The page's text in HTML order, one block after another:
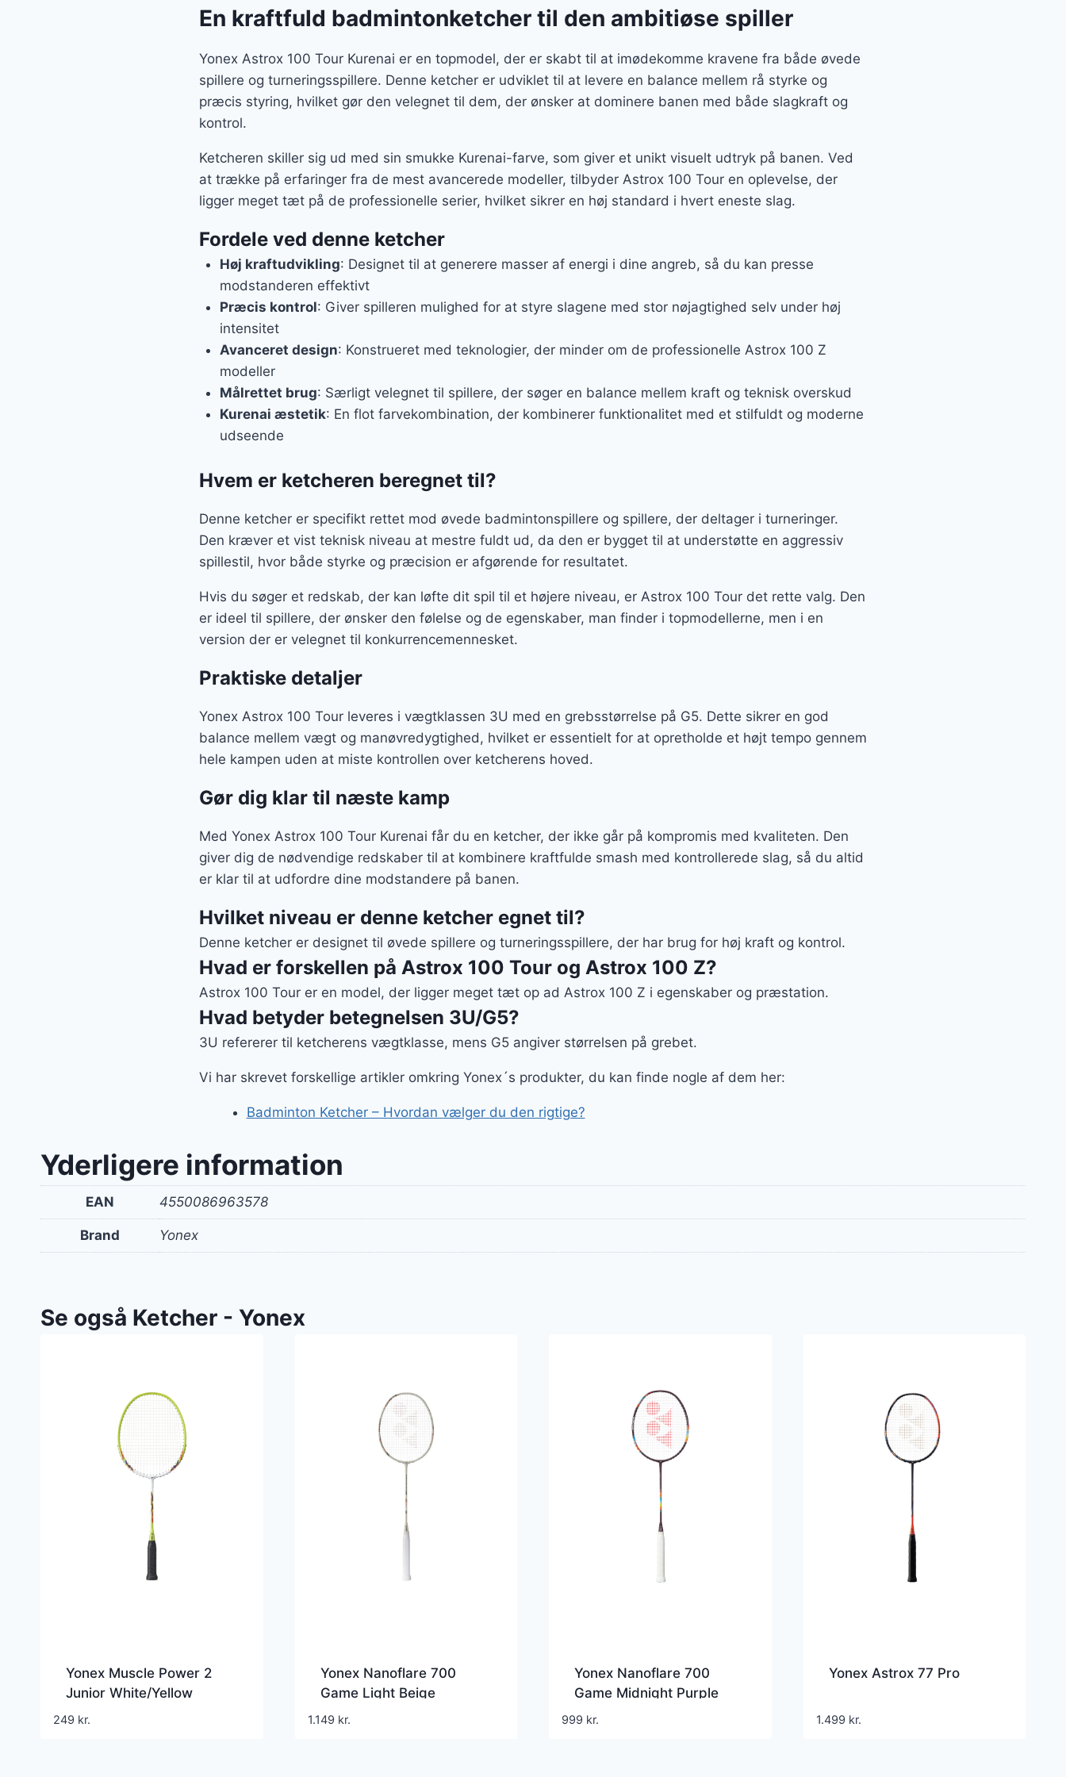
599 kr..549 kr..
En kraftfuld badmintonketcher til den ambitiøse spiller
Yonex Astrox 100 Tour Kurenai er en topmodel, der er skabt til at imødekomme kravene fra både øvede
spillere og turneringsspillere. Denne ketcher er udviklet til at levere en balance mellem rå styrke og
præcis styring, hvilket gør den velegnet til dem, der ønsker at dominere banen med både slagkraft og
kontrol.
Ketcheren skiller sig ud med sin smukke Kurenai-farve, som giver et unikt visuelt udtryk på banen. Ved
at trække på erfaringer fra de mest avancerede modeller, tilbyder Astrox 100 Tour en oplevelse, der
ligger meget tæt på de professionelle serier, hvilket sikrer en høj standard i hvert eneste slag.
Fordele ved denne ketcher
Høj kraftudvikling: Designet til at generere masser af energi i dine angreb, så du kan presse
modstanderen effektivt
Præcis kontrol: Giver spilleren mulighed for at styre slagene med stor nøjagtighed selv under høj
intensitet
Avanceret design: Konstrueret med teknologier, der minder om de professionelle Astrox 100 Z
modeller
Målrettet brug: Særligt velegnet til spillere, der søger en balance mellem kraft og teknisk overskud
Kurenai æstetik: En flot farvekombination, der kombinerer funktionalitet med et stilfuldt og moderne
udseende
Hvem er ketcheren beregnet til?
Denne ketcher er specifikt rettet mod øvede badmintonspillere og spillere, der deltager i turneringer.
Den kræver et vist teknisk niveau at mestre fuldt ud, da den er bygget til at understøtte en aggressiv
spillestil, hvor både styrke og præcision er afgørende for resultatet.
Hvis du søger et redskab, der kan løfte dit spil til et højere niveau, er Astrox 100 Tour det rette valg. Den
er ideel til spillere, der ønsker den følelse og de egenskaber, man finder i topmodellerne, men i en
version der er velegnet til konkurrencemennesket.
Praktiske detaljer
Yonex Astrox 100 Tour leveres i vægtklassen 3U med en grebsstørrelse på G5. Dette sikrer en god
balance mellem vægt og manøvredygtighed, hvilket er essentielt for at opretholde et højt tempo gennem
hele kampen uden at miste kontrollen over ketcherens hoved.
Gør dig klar til næste kamp
Med Yonex Astrox 100 Tour Kurenai får du en ketcher, der ikke går på kompromis med kvaliteten. Den
giver dig de nødvendige redskaber til at kombinere kraftfulde smash med kontrollerede slag, så du altid
er klar til at udfordre dine modstandere på banen.
Hvilket niveau er denne ketcher egnet til?
Denne ketcher er designet til øvede spillere og turneringsspillere, der har brug for høj kraft og kontrol.
Hvad er forskellen på Astrox 100 Tour og Astrox 100 Z?
Astrox 100 Tour er en model, der ligger meget tæt op ad Astrox 100 Z i egenskaber og præstation.
Hvad betyder betegnelsen 3U/G5?
3U refererer til ketcherens vægtklasse, mens G5 angiver størrelsen på grebet.
Vi har skrevet forskellige artikler omkring Yonex´s produkter, du kan finde nogle af dem her:
Badminton Ketcher – Hvordan vælger du den rigtige?
Yderligere information
EAN 4550086963578
Brand Yonex
Se også Ketcher - Yonex
Yonex Muscle Power 2
Junior White/Yellow
249 kr.
Yonex Nanoflare 700
Game Light Beige
1.149 kr.
Yonex Nanoflare 700
Game Midnight Purple
999 kr.
Yonex Astrox 77 Pro
1.499 kr.